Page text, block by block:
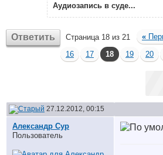
Аудиозапись в суде...
Ответить Страница 18 из 21 «
16
17 18 19 20
27.12.2012, 00:15
Александр Сур
Пользователь